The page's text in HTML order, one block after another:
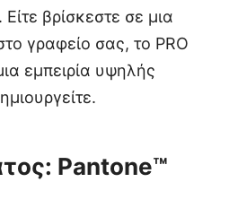
βρίσκεστε σε μια
γραφείο σας, το PRO
εμπειρία υψηλής
Pantone™